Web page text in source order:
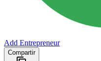
Add Entrepreneur
Compartir